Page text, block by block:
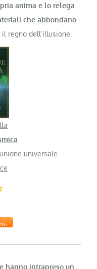
anima e lo relega
che abbondano
regno dell’illusione.
universale
hanno intrapreso un